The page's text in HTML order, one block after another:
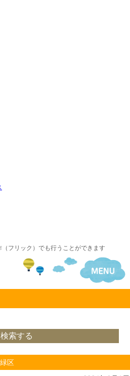
フリック）でも行うことができます
区